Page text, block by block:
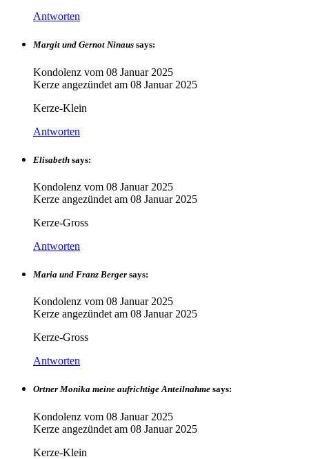
Antworten
Margit und Gernot Ninaus says:
Kondolenz vom 08 Januar 2025
Kerze angezündet am 08 Januar 2025
Kerze-Klein
Antworten
Elisabeth says:
Kondolenz vom 08 Januar 2025
Kerze angezündet am 08 Januar 2025
Kerze-Gross
Antworten
Maria und Franz Berger says:
Kondolenz vom 08 Januar 2025
Kerze angezündet am 08 Januar 2025
Kerze-Gross
Antworten
Ortner Monika meine aufrichtige Anteilnahme says:
Kondolenz vom 08 Januar 2025
Kerze angezündet am 08 Januar 2025
Kerze-Klein